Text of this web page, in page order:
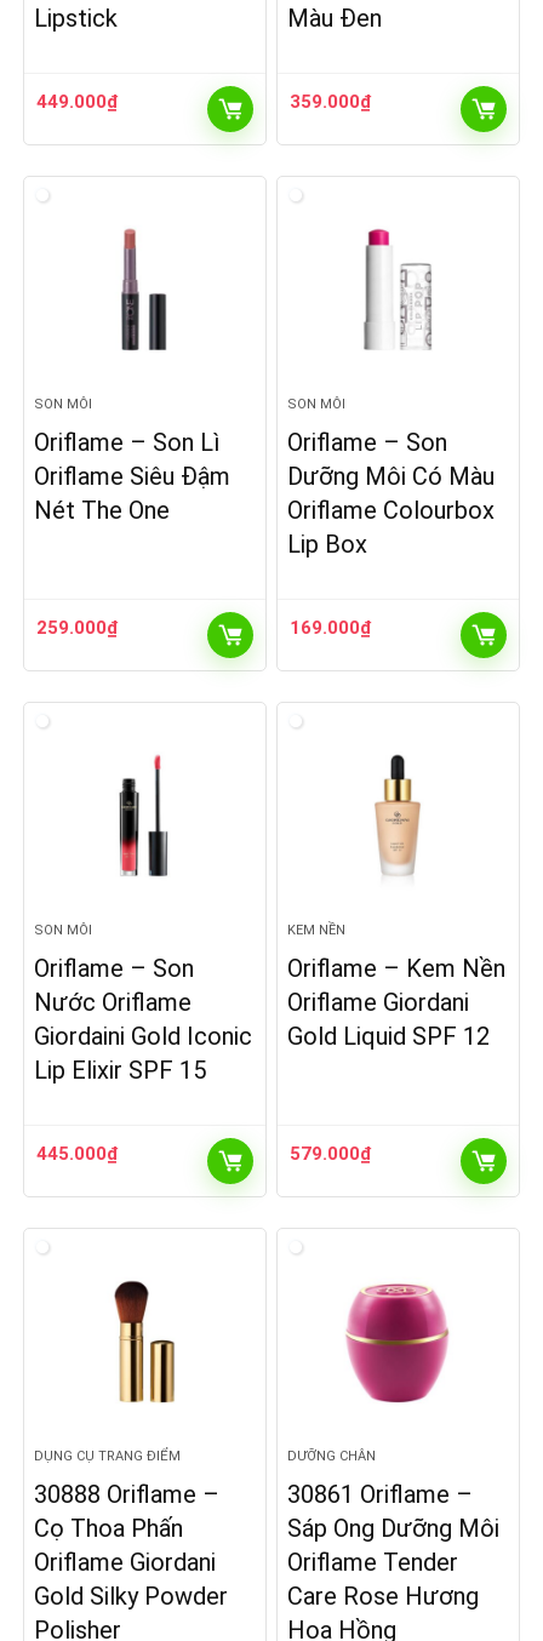
Lipstick
449.000₫
Màu Đen
359.000₫
SON MÔI
Oriflame – Son Lì
Oriflame Siêu Đậm
Nét The One
259.000₫
SON MÔI
Oriflame – Son
Dưỡng Môi Có Màu
Oriflame Colourbox
Lip Box
169.000₫
SON MÔI
Oriflame – Son
Nước Oriflame
Giordaini Gold Iconic
Lip Elixir SPF 15
445.000₫
KEM NỀN
Oriflame – Kem Nền
Oriflame Giordani
Gold Liquid SPF 12
579.000₫
DỤNG CỤ TRANG ĐIỂM
30888 Oriflame –
Cọ Thoa Phấn
Oriflame Giordani
Gold Silky Powder
Polisher
DƯỠNG CHÂN
30861 Oriflame –
Sáp Ong Dưỡng Môi
Oriflame Tender
Care Rose Hương
Hoa Hồng